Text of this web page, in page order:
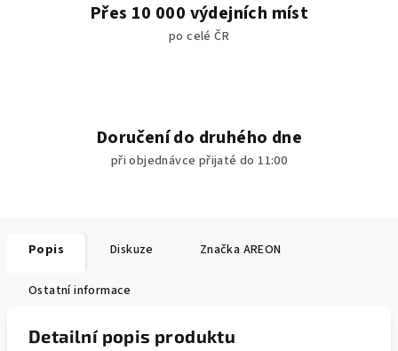
Přes 10 000 výdejních míst
po celé ČR
Doručení do druhého dne
při objednávce přijaté do 11:00
Popis Diskuze Značka AREON
Ostatní informace
Detailní popis produktu